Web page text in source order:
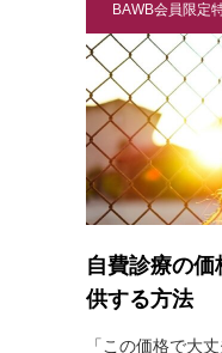
BAWB会員限定
自費診療の
供する方法
「この価格で大